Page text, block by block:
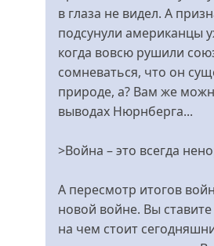
нацист?
від
Євген
в глаза не видел. А
подсунули американцы
когда вовсю рушили
сомневаться, что он
природе, а? Вам же
выводах Нюрнберга...
>Война – это всегда
А пересмотр итогов
новой войне. Вы
на чем стоит